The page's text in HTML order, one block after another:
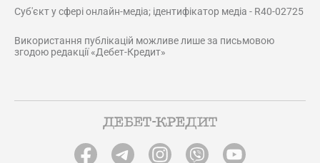
Суб'єкт у сфері онлайн-медіа; ідентифікатор медіа - R40-02725
Використання публікацій можливе лише за письмовою
згодою редакції «Дебет-Кредит»